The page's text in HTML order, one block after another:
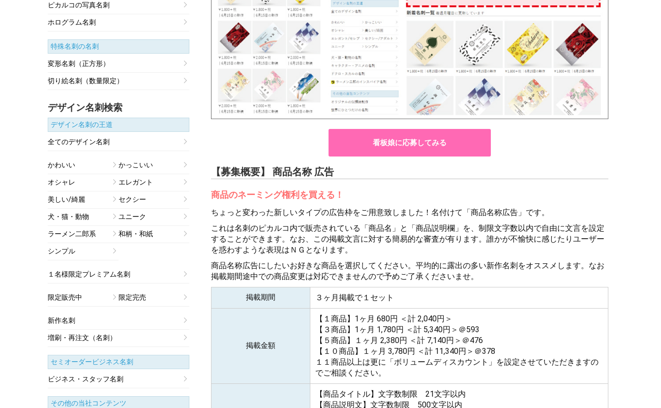
ピカルコの写真名刺
ホログラム名刺
特殊名刺の名刺
変形名刺（正方形）
切り絵名刺（数量限定）
デザイン名刺検索
デザイン名刺の王道
全てのデザイン名刺
かわいい
オシャレ
美しい/綺麗
犬・猫・動物
ラーメン二郎系
シンプル
かっこいい
エレガント
セクシー
ユニーク
和柄・和紙
１名様限定プレミアム名刺
限定販売中 限定完売
新作名刺
増刷・再注文（名刺）
セミオーダービジネス名刺
ビジネス・スタッフ名刺
その他の当社コンテンツ
看板娘に応募してみる
【募集概要】 商品名称 広告
商品のネーミング権利を買える！
ちょっと変わった新しいタイプの広告枠をご用意致しました！名付けて「商品名称広告」です。
これは名刺のピカルコ内で販売されている「商品名」と「商品説明欄」を、制限文字数以内で自由に文言を設定
することができます。なお、この掲載文言に対する簡易的な審査が有ります。誰かが不愉快に感じたりユーザー
を惑わすような表現はＮＧとなります。
商品名称広告にしたいお好きな商品を選択してください。平均的に露出の多い新作名刺をオススメします。なお
掲載期間途中での商品変更は対応できませんので予めご了承くださいませ。
掲載期間 ３ヶ月掲載で１セット
掲載金額
【１商品】1ヶ月 680円 ＜計 2,040円＞
【３商品】1ヶ月 1,780円 ＜計 5,340円＞＠593
【５商品】１ヶ月 2,380円 ＜計 7,140円＞＠476
【１０商品】１ヶ月 3,780円 ＜計 11,340円＞＠378
１１商品以上は更に「ボリュームディスカウント」を設定させていただきますの
でご相談ください。
【商品タイトル】 文字数制限 21文字以内
【商品説明文】 文字数制限 500文字以内